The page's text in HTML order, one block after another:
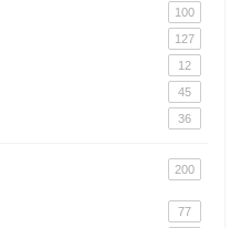
100
127
12
45
36
200
77